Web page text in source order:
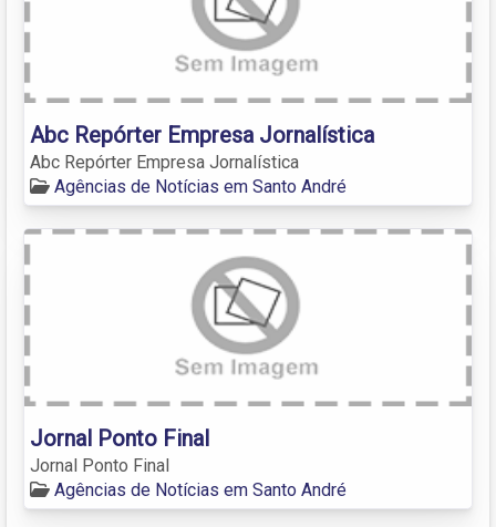
Abc Repórter Empresa Jornalística
Abc Repórter Empresa Jornalística
Agências de Notícias em Santo André
Jornal Ponto Final
Jornal Ponto Final
Agências de Notícias em Santo André